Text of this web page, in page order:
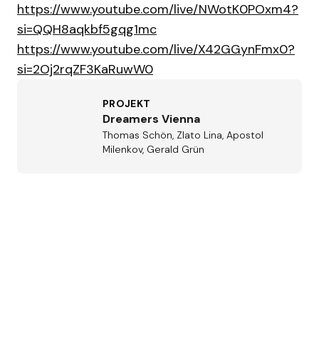
https://www.youtube.com/live/NWotK0POxm4?
si=QQH8aqkbf5gqg1mc
https://www.youtube.com/live/X42GGynFmx0?
si=2Oj2rqZF3KaRuwW0
PROJEKT
Dreamers Vienna
Thomas Schön, Zlato Lina, Apostol
Milenkov, Gerald Grün